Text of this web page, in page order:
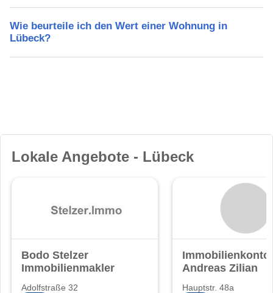
Wie beurteile ich den Wert einer Wohnung in
Lübeck?
Lokale Angebote - Lübeck
Bodo Stelzer
Immobilienmakler
Adolfstraße 32
Andreas Zilian
Hauptstr. 48a